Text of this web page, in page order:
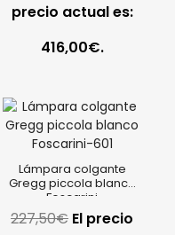
precio actual es:
416,00€.
Lámpara colgante
Gregg piccola blanco
Foscarini
227,50€ El precio